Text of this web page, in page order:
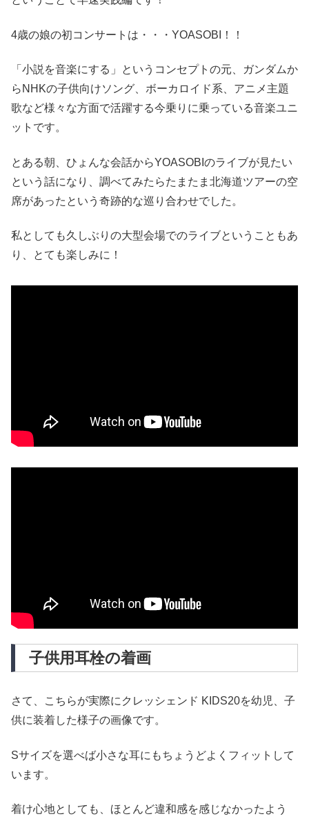
4歳の娘の初コンサートは・・・YOASOBI！！
「小説を音楽にする」というコンセプトの元、ガンダムか
らNHKの子供向けソング、ボーカロイド系、アニメ主題
歌など様々な方面で活躍する今乗りに乗っている音楽ユニ
ットです。
とある朝、ひょんな会話からYOASOBIのライブが見たい
という話になり、調べてみたらたまたま北海道ツアーの空
席があったという奇跡的な巡り合わせでした。
私としても久しぶりの大型会場でのライブということもあ
り、とても楽しみに！
子供用耳栓の着画
さて、こちらが実際にクレッシェンド KIDS20を幼児、子
供に装着した様子の画像です。
Sサイズを選べば小さな耳にもちょうどよくフィットして
います。
着け心地としても、ほとんど違和感を感じなかったよう